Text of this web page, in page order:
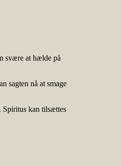
svære at hælde på
sagten nå at smage
Spiritus kan tilsættes